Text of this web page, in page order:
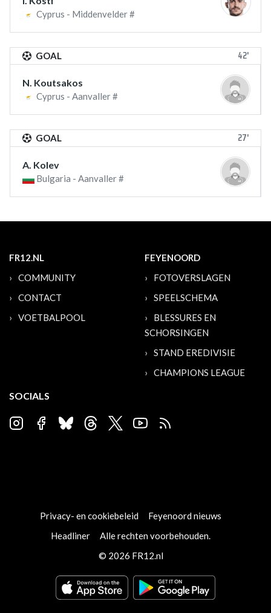
Cyprus - Middenvelder #
GOAL 42'
N. Koutsakos
Cyprus - Aanvaller #
GOAL 27'
A. Kolev
Bulgaria - Aanvaller #
FR12.NL
COMMUNITY
CONTACT
VOETBALPOOL
FEYENOORD
FOTOVERSLAGEN
SPEELSCHEMA
BLESSURES EN
SCHORSINGEN
STAND EREDIVISIE
CHAMPIONS LEAGUE
SOCIALS
Privacy- en cookiebeleid
Feyenoord nieuws
Headliner
Alle rechten voorbehouden.
© 2026 FR12.nl